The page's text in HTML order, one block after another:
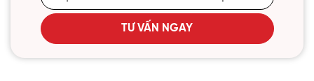
TƯ VẤN NGAY